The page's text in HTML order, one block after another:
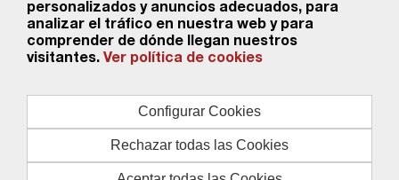
personalizados y anuncios adecuados, para
analizar el tráfico en nuestra web y para
comprender de dónde llegan nuestros
visitantes. Ver política de cookies
Configurar Cookies
Rechazar todas las Cookies
Aviso legal
Protección
de datos
Mapa web
Contacto